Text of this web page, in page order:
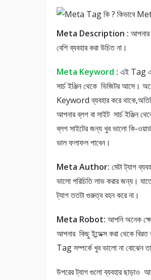
Meta Description : আপনার
বেশি ব্যবহার করা উচিত না।
Meta Keyword : এই Tag
সার্চ ইঞ্জিন থেকে ভিজিটর আসে।
Keyword ব্যবহার করে
আপনার ব্লগ বা সাইট সার্চ ইঞ্জিন
ব্লগ সাইটের জন্য খুব ভালো কি-
ভাল ফলাফল পাবেন।
Meta Author: মেটা ট্যাগ
ভালো পরিচিতি লাভ করার জন্য।
ট্যাগ ততটা গুরুত্ব বহন করে না।
Meta Robot: আপনি অনেক
আপনার কিছু ইন্ডেক্স করা থেকে
Tag সম্পর্কে খুব ভালো না বোঝেন
উপরের ট্যাগ গুলো ব্যবহার ছাড়াও